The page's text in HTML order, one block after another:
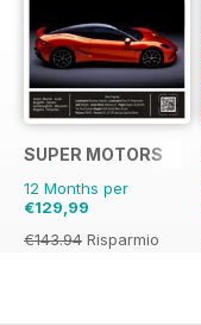
SUPER MOTORS
12 Months per
€129,99
€143.94 Risparmio